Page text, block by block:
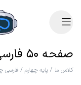
صفحه ۵۰ فارسی چهارم
کلاس ما / پایه چهارم / فارسی